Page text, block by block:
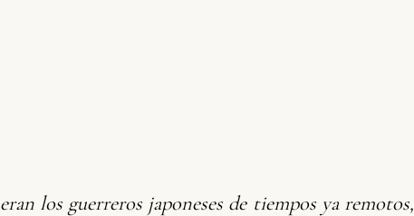
los guerreros japoneses de tiempos ya remotos,